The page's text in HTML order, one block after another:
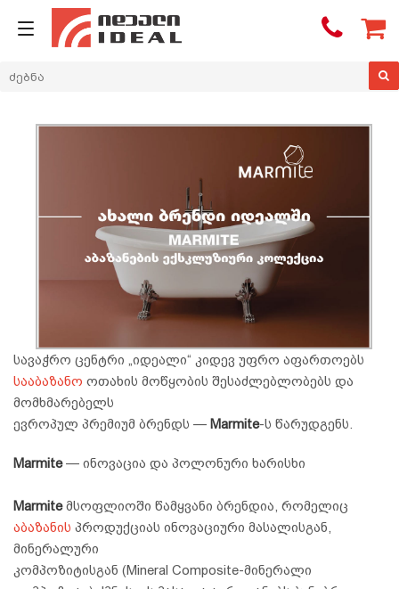

სავაჭრო ცენტრი „იდეალი“ კიდევ უფრო აფართოებს
სააბაზანო ოთახის მოწყობის შესაძლებლობებს და
მომხმარებელს
ევროპულ პრემიუმ ბრენდს — Marmite-ს წარუდგენს.
Marmite— ინოვაცია და პოლონური ხარისხი
Marmiteმსოფლიოში წამყვანი ბრენდია, რომელიც
აბაზანის პროდუქციას ინოვაციური მასალისგან,
მინერალური
კომპოზიტისგან (Mineral Composite-მინერალი